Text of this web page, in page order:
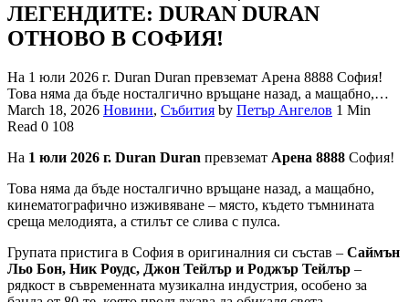
ЛЕГЕНДИТЕ: DURAN DURAN
ОТНОВО В СОФИЯ!
На 1 юли 2026 г. Duran Duran превземат Арена 8888 София!
Това няма да бъде носталгично връщане назад, а мащабно,…
March 18, 2026 Новини, Събития by Петър Ангелов 1 Min
Read 0 108
На 1 юли 2026 г. Duran Duran превземат Арена 8888 София!
Това няма да бъде носталгично връщане назад, а мащабно,
кинематографично изживяване – място, където тъмнината
среща мелодията, а стилът се слива с пулса.
Групата пристига в София в оригиналния си състав – Саймън
Льо Бон, Ник Роудс, Джон Тейлър и Роджър Тейлър –
рядкост в съвременната музикална индустрия, особено за